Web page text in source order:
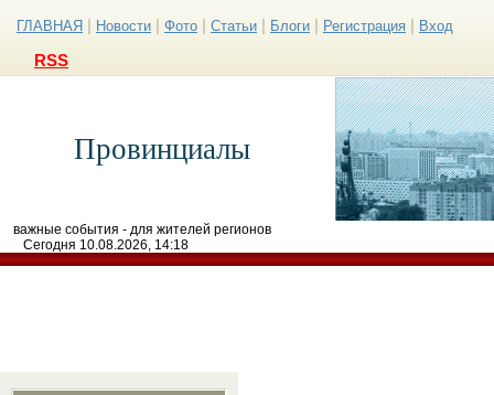
ГЛАВНАЯ Новости Фото Статьи Блоги Регистрация Вход
RSS
Провинциалы
важные события - для жителей регионов
Сегодня 10.08.2026, 14:18